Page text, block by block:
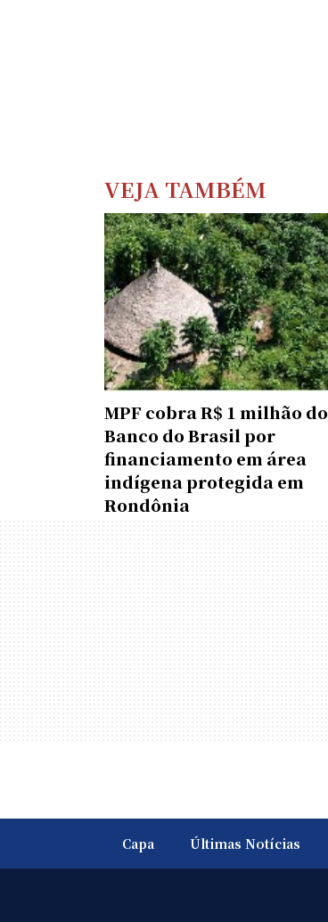
VEJA TAMBÉM
MPF cobra R$ 1 milhão do
Banco do Brasil por
financiamento em área
indígena protegida em
Rondônia
Capa Últimas Notícias